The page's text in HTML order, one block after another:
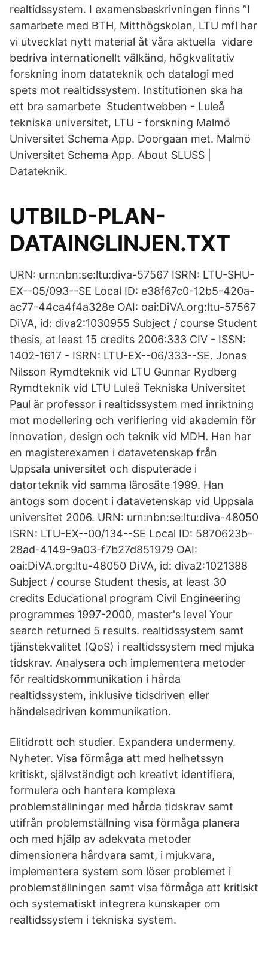
realtidssystem. I examensbeskrivningen finns ”I
samarbete med BTH, Mitthögskolan, LTU mfl har
vi utvecklat nytt material åt våra aktuella vidare
bedriva internationellt välkänd, högkvalitativ
forskning inom datateknik och datalogi med
spets mot realtidssystem. Institutionen ska ha
ett bra samarbete Studentwebben - Luleå
tekniska universitet, LTU - forskning Malmö
Universitet Schema App. Doorgaan met. Malmö
Universitet Schema App. About SLUSS |
Datateknik.
UTBILD-PLAN-
DATAINGLINJEN.TXT
URN: urn:nbn:se:ltu:diva-57567 ISRN: LTU-SHU-
EX--05/093--SE Local ID: e38f67c0-12b5-420a-
ac77-44ca4f4a328e OAI: oai:DiVA.org:ltu-57567
DiVA, id: diva2:1030955 Subject / course Student
thesis, at least 15 credits 2006:333 CIV - ISSN:
1402-1617 - ISRN: LTU-EX--06/333--SE. Jonas
Nilsson Rymdteknik vid LTU Gunnar Rydberg
Rymdteknik vid LTU Luleå Tekniska Universitet
Paul är professor i realtidssystem med inriktning
mot modellering och verifiering vid akademin för
innovation, design och teknik vid MDH. Han har
en magisterexamen i datavetenskap från
Uppsala universitet och disputerade i
datorteknik vid samma lärosäte 1999. Han
antogs som docent i datavetenskap vid Uppsala
universitet 2006. URN: urn:nbn:se:ltu:diva-48050
ISRN: LTU-EX--00/134--SE Local ID: 5870623b-
28ad-4149-9a03-f7b27d851979 OAI:
oai:DiVA.org:ltu-48050 DiVA, id: diva2:1021388
Subject / course Student thesis, at least 30
credits Educational program Civil Engineering
programmes 1997-2000, master's level Your
search returned 5 results. realtidssystem samt
tjänstekvalitet (QoS) i realtidssystem med mjuka
tidskrav. Analysera och implementera metoder
för realtidskommunikation i hårda
realtidssystem, inklusive tidsdriven eller
händelsedriven kommunikation.
Elitidrott och studier. Expandera undermeny.
Nyheter. Visa förmåga att med helhetssyn
kritiskt, självständigt och kreativt identifiera,
formulera och hantera komplexa
problemställningar med hårda tidskrav samt
utifrån problemställning visa förmåga planera
och med hjälp av adekvata metoder
dimensionera hårdvara samt, i mjukvara,
implementera system som löser problemet i
problemställningen samt visa förmåga att kritiskt
och systematiskt integrera kunskaper om
realtidssystem i tekniska system.